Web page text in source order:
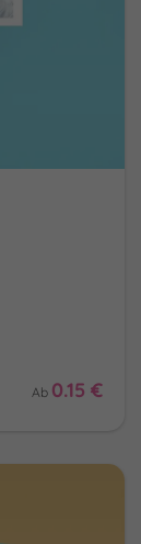
Ab 0.15 €